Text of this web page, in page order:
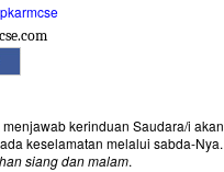
kerinduan Saudara/i akan
keselamatan melalui sabda-Nya.
siang dan malam.